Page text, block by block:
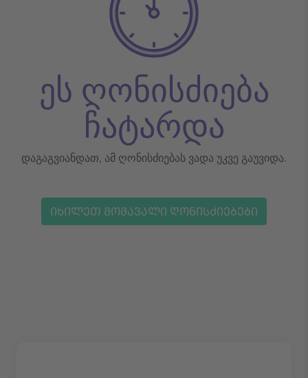
ეს ღონისძიება
ჩატარდა
დაგაგვიანდათ, ამ ღონისძიებას ვადა უკვე გაუვიდა.
ᲘᲮᲘᲚᲔᲗ ᲛᲝᲛᲐᲕᲐᲚᲘ ᲦᲝᲜᲘᲡᲫᲘᲔᲑᲔᲑᲘ